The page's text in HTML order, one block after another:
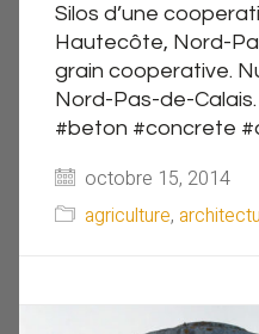
Silos d’une
Hautecôte, Nord-
grain cooperative.
Nord-Pas-de-
#beton #concrete
octobre 15, 2014
agriculture,